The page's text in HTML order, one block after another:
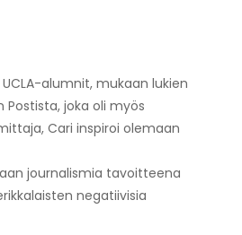
alumnit, mukaan lukien
joka oli myös
Cari inspiroi olemaan
journalismia tavoitteena
negatiivisia